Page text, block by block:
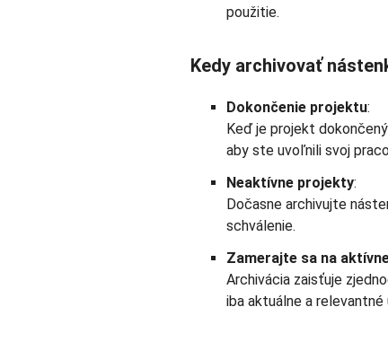
použitie.
Kedy archivovať
Dokončenie projektu:
Keď je projekt
aby ste uvoľnili svoj
Neaktívne projekty:
Dočasne archivujte
schválenie.
Zamerajte sa na
Archivácia zaisťuje
iba aktuálne a relevantné